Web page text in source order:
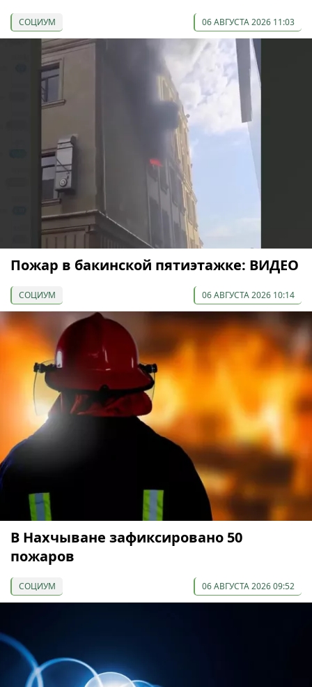
СОЦИУМ 06 АВГУСТА 2026 11:03
Пожар в бакинской пятиэтажке: ВИДЕО
СОЦИУМ 06 АВГУСТА 2026 10:14
В Нахчыване зафиксировано 50
пожаров
СОЦИУМ 06 АВГУСТА 2026 09:52